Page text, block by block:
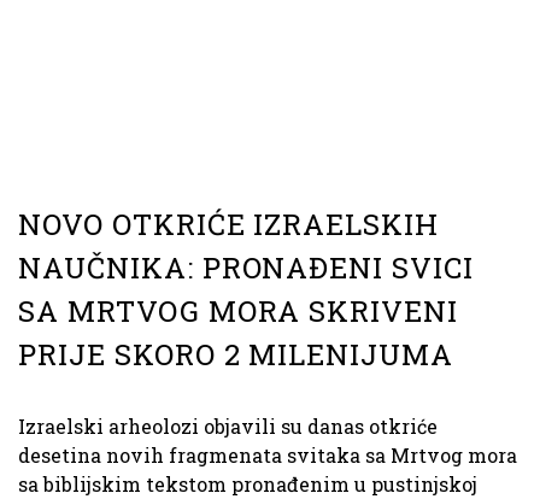
NOVO OTKRIĆE IZRAELSKIH
NAUČNIKA: PRONAĐENI SVICI
SA MRTVOG MORA SKRIVENI
PRIJE SKORO 2 MILENIJUMA
Izraelski arheolozi objavili su danas otkriće
desetina novih fragmenata svitaka sa Mrtvog mora
sa biblijskim tekstom pronađenim u pustinjskoj